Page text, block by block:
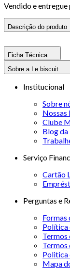
Vendido e entregue
Descrição do produto
Ficha Técnica
Sobre a Le biscuit
Institucional
Sobre
Nossas
Clube
Blog da
Serviço
Cartão
Perguntas e
Formas
Política
Termos
Termos
Politica
Mapa